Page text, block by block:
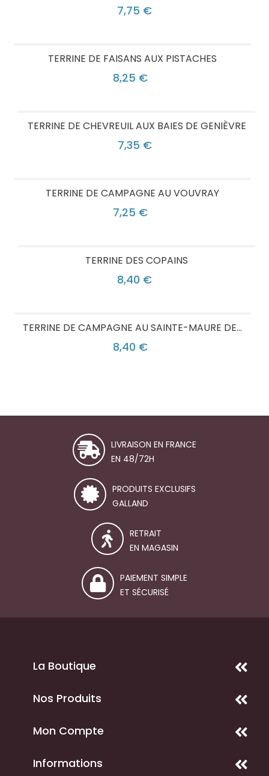
7,75 €
TERRINE DE FAISANS AUX PISTACHES
8,25 €
TERRINE DE CHEVREUIL AUX BAIES DE GENIÈVRE
7,35 €
TERRINE DE CAMPAGNE AU VOUVRAY
7,25 €
TERRINE DES COPAINS
8,40 €
TERRINE DE CAMPAGNE AU SAINTE-MAURE DE...
8,40 €
LIVRAISON EN FRANCE
EN 48/72H
PRODUITS EXCLUSIFS
GALLAND
RETRAIT
EN MAGASIN
PAIEMENT SIMPLE
ET SÉCURISÉ
La Boutique
Nos Produits
Mon Compte
Informations